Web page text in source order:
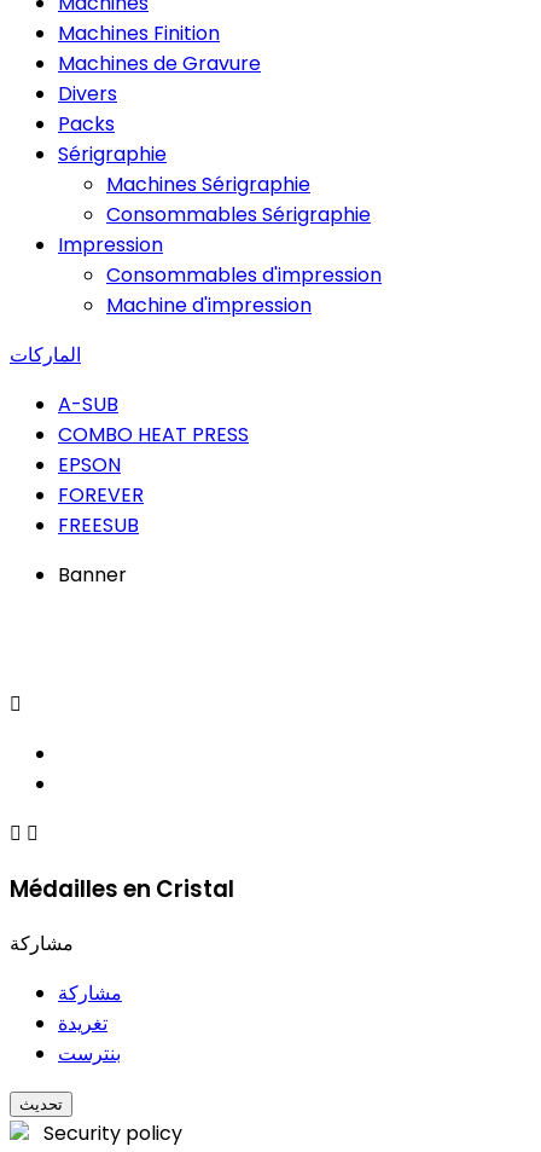
Machines Finition
Machines de Gravure
Divers
Packs
Sérigraphie
Machines Sérigraphie
Consommables Sérigraphie
Impression
Consommables d'impression
Machine d'impression
الماركات
A-SUB
COMBO HEAT PRESS
EPSON
FOREVER
FREESUB
Banner

 
Médailles en Cristal
مشاركة
مشاركة
تغريدة
بنترست
Security policy